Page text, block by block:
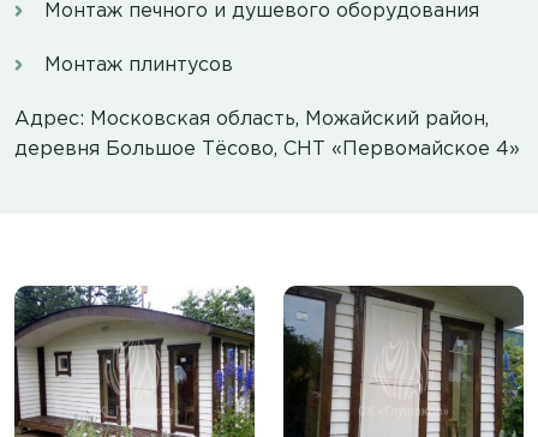
Монтаж печного и душевого оборудования
Монтаж плинтусов
Адрес: Московская область, Можайский район,
деревня Большое Тёсово, СНТ «Первомайское 4»